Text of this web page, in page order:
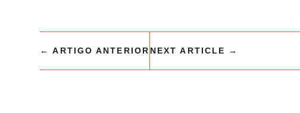
←ARTIGO ANTERIOR NEXT ARTICLE →